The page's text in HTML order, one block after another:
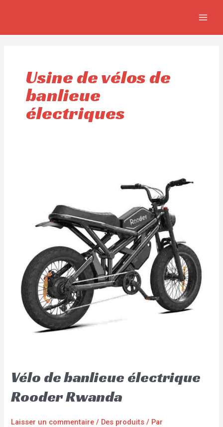
Usine de vélos de
banlieue
électriques
Vélo de banlieue électrique
Rooder Rwanda
Laisser un commentaire / Des produits / Par